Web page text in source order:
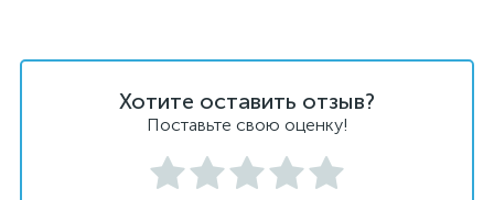
Хотите оставить отзыв?
Поставьте свою оценку!